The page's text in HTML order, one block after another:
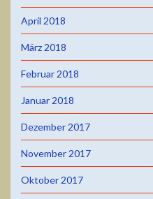
April 2018
März 2018
Februar 2018
Januar 2018
Dezember 2017
November 2017
Oktober 2017